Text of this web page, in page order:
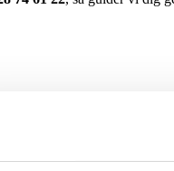
din underviser, som gerne
vi kan finde en